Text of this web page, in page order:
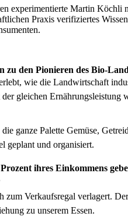
exper­i­men­tierte Mar­tin Köch­li
Prax­is ver­i­fiziertes
zu den Pio­nieren des Bio-
wie die Land­wirtschaft
gle­ichen Ernährungsleis­tung
ganze Palette Gemüse,
geplant und organ­isiert.
ihres Einkom­mens
zum Verkauf­s­re­gal ver­lagert.
zu unserem Essen.